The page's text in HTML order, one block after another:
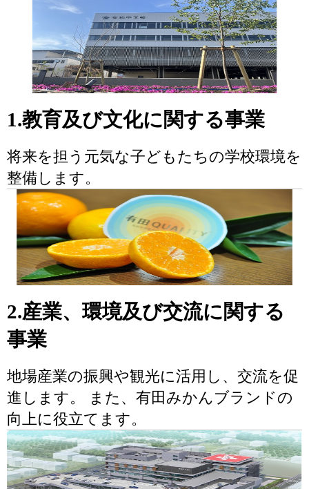
1.教育及び文化に関する事業
将来を担う元気な子どもたちの学校環境を
整備します。
2.産業、環境及び交流に関する
事業
地場産業の振興や観光に活用し、交流を促
進します。 また、有田みかんブランドの
向上に役立てます。